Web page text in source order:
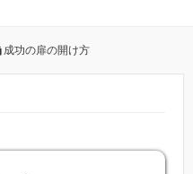
成功の扉の開け方